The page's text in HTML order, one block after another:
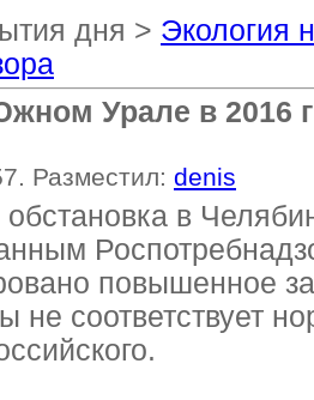
дня > Экология
Урале в 2016
. Разместил: denis
в
повышенное
не соответствует